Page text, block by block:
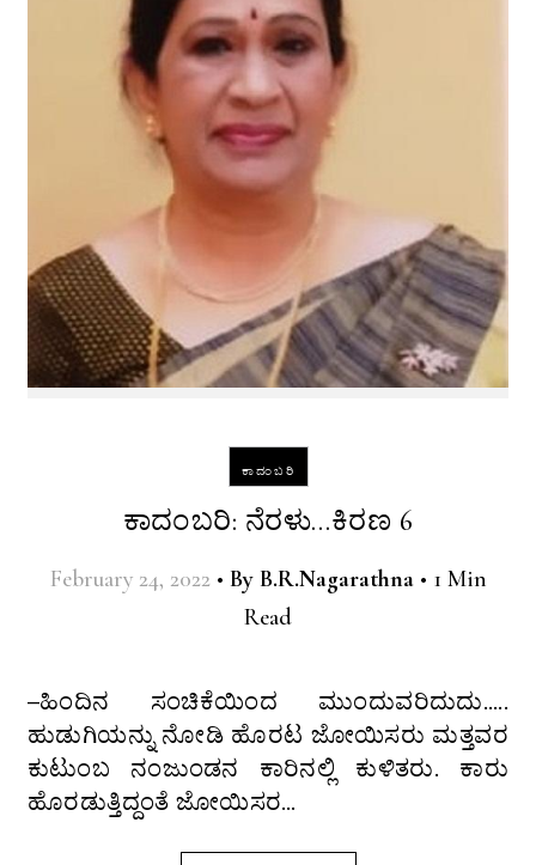
ಕಾದಂಬರಿ
ಕಾದಂಬರಿ: ನೆರಳು…ಕಿರಣ 6
February 24, 2022 • By B.R.Nagarathna • 1 Min
Read
–ಹಿಂದಿನ ಸಂಚಿಕೆಯಿಂದ ಮುಂದುವರಿದುದು…..
ಹುಡುಗಿಯನ್ನು ನೋಡಿ ಹೊರಟ ಜೋಯಿಸರು ಮತ್ತವರ
ಕುಟುಂಬ ನಂಜುಂಡನ ಕಾರಿನಲ್ಲಿ ಕುಳಿತರು. ಕಾರು
ಹೊರಡುತ್ತಿದ್ದಂತೆ ಜೋಯಿಸರ…